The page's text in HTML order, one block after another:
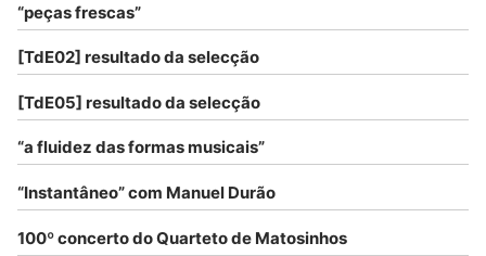
“peças frescas”
[TdE02] resultado da selecção
[TdE05] resultado da selecção
“a fluidez das formas musicais”
“Instantâneo” com Manuel Durão
100º concerto do Quarteto de Matosinhos